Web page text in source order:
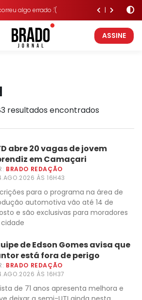
algo errado :'(
ASSINE
resultados encontrados
abre 20 vagas de jovem
em Camaçari
BRADO REDAÇÃO
ÀS 16H43
para o programa na área de
automotiva vão até 14 de
e são exclusivas para moradores
de Edson Gomes avisa que
está fora de perigo
BRADO REDAÇÃO
ÀS 16H37
de 71 anos apresenta melhora e